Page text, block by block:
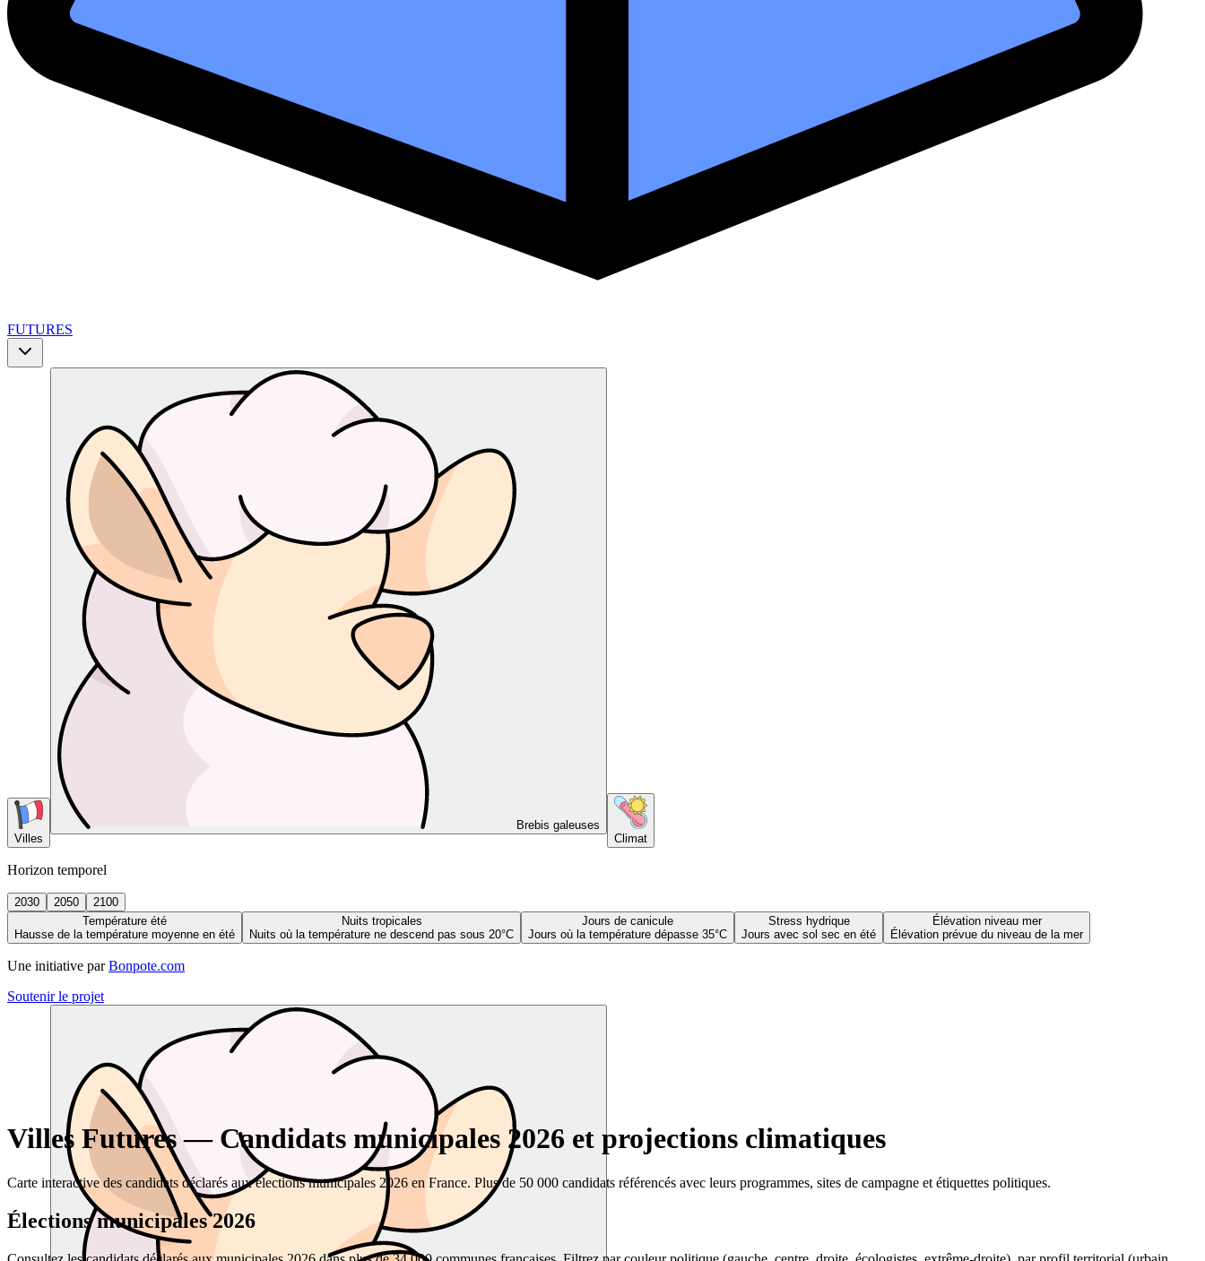
FUTURES
Villes
Brebis galeuses
Climat
Horizon temporel
2030 2050
2100
Température été
Hausse de la température moyenne en été
Nuits tropicales
Nuits où la température ne descend pas sous 20°C
Jours de canicule
Jours où la température dépasse 35°C
Stress hydrique
Jours avec sol sec en été
Élévation niveau mer
Élévation prévue du niveau de la mer
Une initiative par Bonpote.com
Soutenir le projet
Villes Futures — Candidats municipales 2026 et projections climatiques
Carte interactive des candidats déclarés aux élections municipales 2026 en France. Plus de 50 000 candidats référencés avec leurs programmes, sites de campagne et étiquettes politiques.
Élections municipales 2026